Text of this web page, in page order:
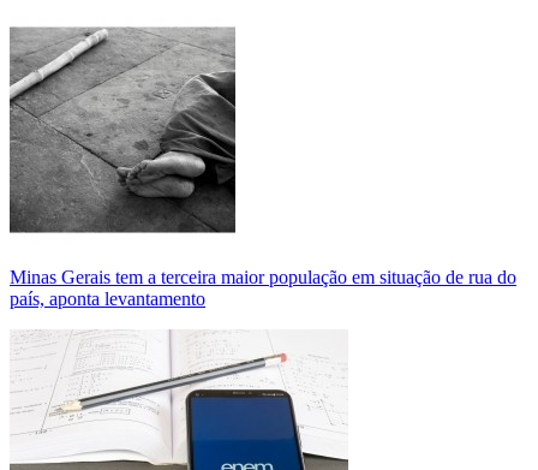
Minas Gerais tem a terceira maior população em situação de rua do
país, aponta levantamento